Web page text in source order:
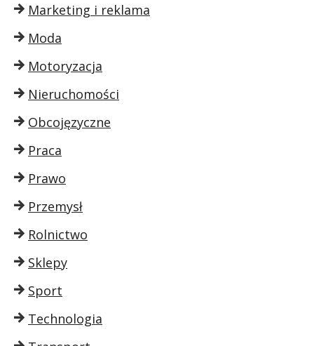
Marketing i reklama
Moda
Motoryzacja
Nieruchomości
Obcojęzyczne
Praca
Prawo
Przemysł
Rolnictwo
Sklepy
Sport
Technologia